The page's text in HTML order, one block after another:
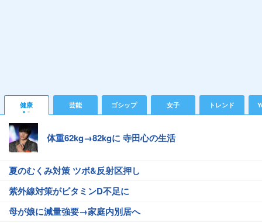
健康 芸能 ゴシップ 女子 トレンド
体重62kg→82kgに 寺田心の生活
夏のむくみ対策 ツボ&反射区押し
紫外線対策がビタミンD不足に
母が娘に減量強要→家庭内別居へ